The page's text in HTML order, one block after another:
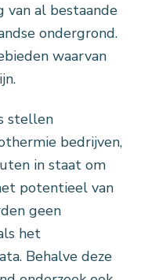
van al bestaande
ondergrond.
waarvan
stellen
bedrijven,
in staat om
potentieel van
geen
het
Behalve deze